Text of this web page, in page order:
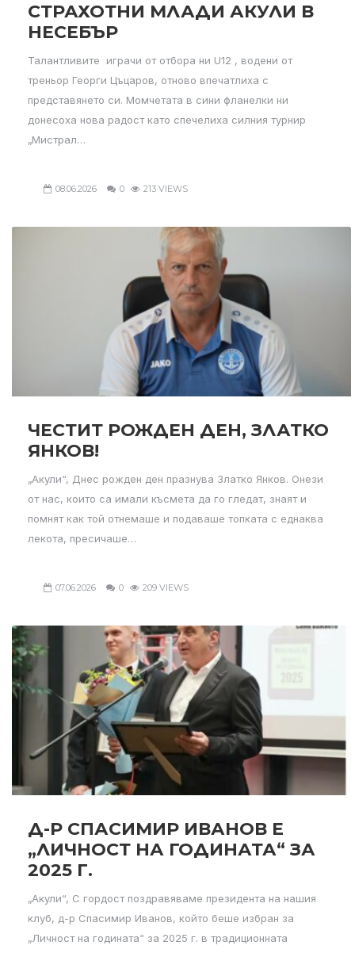
СТРАХОТНИ МЛАДИ АКУЛИ В
НЕСЕБЪР
Талантливите играчи от отбора ни U12 , водени от
треньор Георги Цъцаров, отново впечатлиха с
представянето си. Момчетата в сини фланелки ни
донесоха нова радост като спечелиха силния турнир
„Мистрал…
08.06.2026 0 213 VIEWS
ЧЕСТИТ РОЖДЕН ДЕН, ЗЛАТКО
ЯНКОВ!
„Акули“, Днес рожден ден празнува Златко Янков. Онези
от нас, които са имали късмета да го гледат, знаят и
помнят как той отнемаше и подаваше топката с еднаква
лекота, пресичаше…
07.06.2026 0 209 VIEWS
Д-Р СПАСИМИР ИВАНОВ Е
„ЛИЧНОСТ НА ГОДИНАТА“ ЗА
2025 Г.
„Акули“, С гордост поздравяваме президента на нашия
клуб, д-р Спасимир Иванов, който беше избран за
„Личност на годината“ за 2025 г. в традиционната